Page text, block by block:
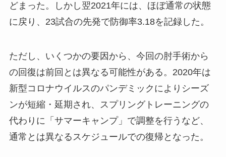
どまった。しかし翌2021年には、ほぼ通常の状態
に戻り、23試合の先発で防御率3.18を記録した。
ただし、いくつかの要因から、今回の肘手術から
の回復は前回とは異なる可能性がある。2020年は
新型コロナウイルスのパンデミックによりシーズ
ンが短縮・延期され、スプリングトレーニングの
代わりに「サマーキャンプ」で調整を行うなど、
通常とは異なるスケジュールでの復帰となった。